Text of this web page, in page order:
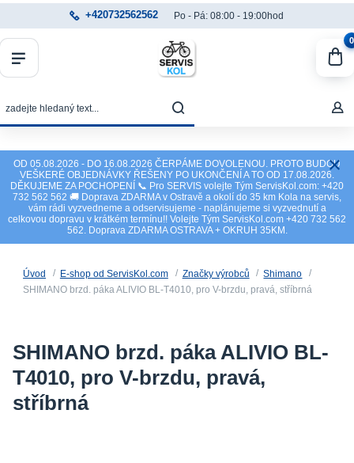
OD 05.08.2026 - DO 16.08.2026 ČERPÁME DOVOLENOU. PROTO BUDOU
VEŠKERÉ OBJEDNÁVKY ŘEŠENY PO UKONČENÍ A TO OD 17.08.2026.
DĚKUJEME ZA POCHOPENÍ 📞 Pro SERVIS volejte Tým ServisKol.com: +420
732 562 562 🚚 Doprava ZDARMA v Ostravě a okolí do 35 km Kola na servis,
vám rádi vyzvedneme a odservisujeme - naplánujeme si vyzvednutí a
celkovou dopravu v krátkém termínu!! Volejte Tým ServisKol.com +420 732 562
562. Doprava ZDARMA OSTRAVA + OKRUH 35KM.
+420732562562 Po - Pá: 08:00 - 19:00hod
0
Úvod E-shop od ServisKol.com Značky výrobců
Shimano
SHIMANO brzd. páka ALIVIO BL-T4010, pro V-brzdu, pravá, stříbrná
SHIMANO brzd. páka ALIVIO BL-
T4010, pro V-brzdu, pravá,
stříbrná